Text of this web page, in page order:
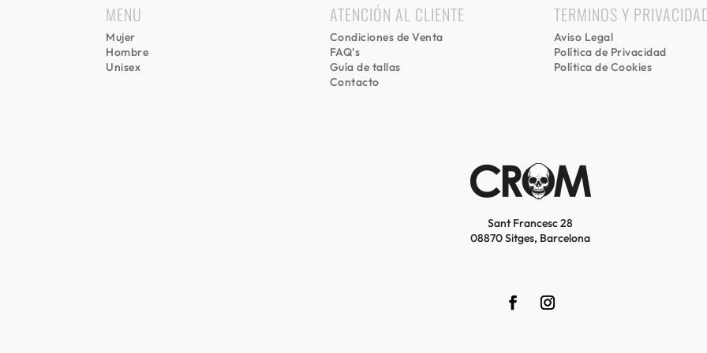
MENU
Mujer
Hombre
Unisex
ATENCIÓN AL CLIENTE
Condiciones de Venta
FAQ’s
Guía de tallas
Contacto
TERMINOS Y
Aviso Legal
Política de Privacidad
Política de Cookies
Sant Francesc 28
08870 Sitges, Barcelona